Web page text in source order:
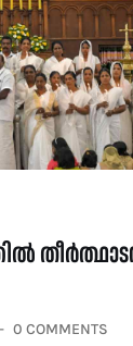
0 COMMENTS